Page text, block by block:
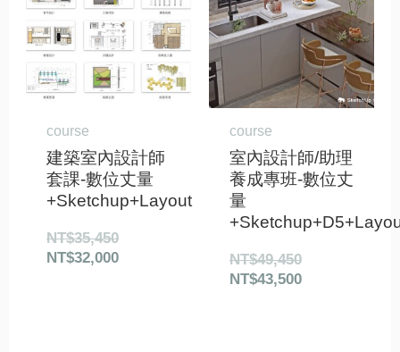
course
建築室內設計師
套課-數位丈量
+Sketchup+Layout
NT$35,450
格：
NT$35,450。
NT$32,000
格：
NT$32,000。
course
室內設計師/助理
養成專班-數位丈
量
NT$49,450
格：
NT$49,450。
NT$43,500
格：
NT$43,500。